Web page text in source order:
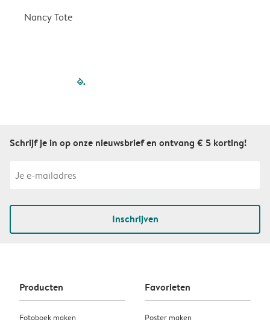
Nancy Tote
filled-pagination
Schrijf je in op onze nieuwsbrief en ontvang € 5 korting!
Inschrijven
Producten
Fotoboek maken
Favorieten
Poster maken